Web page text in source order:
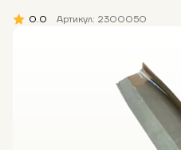
0.0 Артикул: 2300050